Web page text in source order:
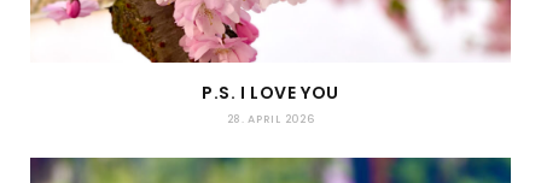
P.S. I LOVE YOU
28. APRIL 2026